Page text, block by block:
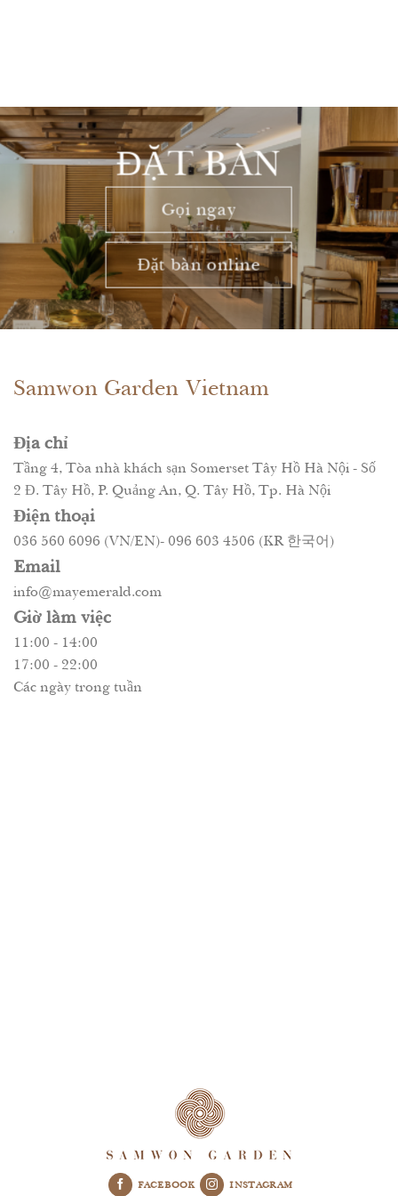
ĐẶT BÀN
Gọi ngay
Đặt bàn online
Samwon Garden Vietnam
Địa chỉ
Tầng 4, Tòa nhà khách sạn Somerset Tây Hồ Hà Nội - Số
2 Đ. Tây Hồ, P. Quảng An, Q. Tây Hồ, Tp. Hà Nội
Điện thoại
036 560 6096 (VN/EN)- 096 603 4506 (KR 한국어)
Email
info@mayemerald.com
Giờ làm việc
11:00 - 14:00
17:00 - 22:00
Các ngày trong tuần